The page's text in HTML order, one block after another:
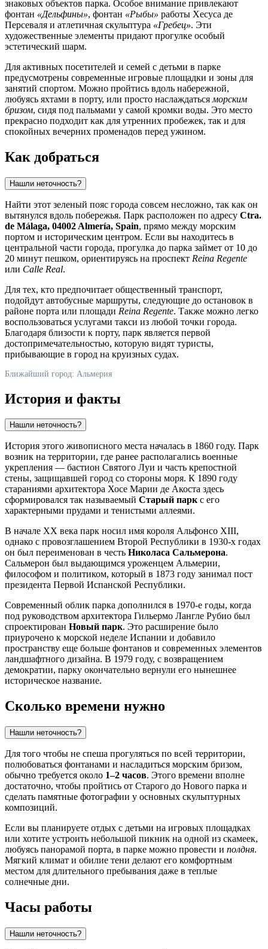
знаковых объектов парка. Особое внимание привлекают
фонтан «Дельфины», фонтан «Рыбы» работы Хесуса де
Персеваля и атлетичная скульптура «Гребец». Эти
художественные элементы придают прогулке особый
эстетический шарм.
Для активных посетителей и семей с детьми в парке
предусмотрены современные игровые площадки и зоны для
занятий спортом. Можно пройтись вдоль набережной,
любуясь яхтами в порту, или просто наслаждаться морским
бризом, сидя под пальмами у самой кромки воды. Это место
прекрасно подходит как для утренних пробежек, так и для
спокойных вечерних променадов перед ужином.
Как добраться
Нашли неточность?
Найти этот зеленый пояс города совсем несложно, так как он
вытянулся вдоль побережья. Парк расположен по адресу Ctra.
de Málaga, 04002 Almería, Spain, прямо между морским
портом и историческим центром. Если вы находитесь в
центральной части города, прогулка до парка займет от 10 до
20 минут пешком, ориентируясь на проспект Reina Regente
или Calle Real.
Для тех, кто предпочитает общественный транспорт,
подойдут автобусные маршруты, следующие до остановок в
районе порта или площади Reina Regente. Также можно легко
воспользоваться услугами такси из любой точки города.
Благодаря близости к порту, парк является первой
достопримечательностью, которую видят туристы,
прибывающие в город на круизных судах.
Ближайший город: Альмерия
История и факты
Нашли неточность?
История этого живописного места началась в 1860 году. Парк
возник на территории, где ранее располагались военные
укрепления — бастион Святого Луи и часть крепостной
стены, защищавшей город со стороны моря. К 1890 году
стараниями архитектора Хосе Марии де Акоста здесь
сформировался так называемый Старый паркс его
характерными прудами и тенистыми аллеями.
В начале XX века парк носил имя короля Альфонсо XIII,
однако с провозглашением Второй Республики в 1930-х годах
он был переименован в честь Николаса Сальмерона.
Сальмерон был выдающимся уроженцем Альмерии,
философом и политиком, который в 1873 году занимал пост
президента Первой Испанской Республики.
Современный облик парка дополнился в 1970-е годы, когда
под руководством архитектора Гильермо Лангле Рубио был
спроектирован Новый парк. Это расширение было
приурочено к морской неделе Испании и добавило
пространству еще больше фонтанов и современных элементов
ландшафтного дизайна. В 1979 году, с возвращением
демократии, парку окончательно вернули его нынешнее
историческое название.
Сколько времени нужно
Нашли неточность?
Для того чтобы не спеша прогуляться по всей территории,
полюбоваться фонтанами и насладиться морским бризом,
обычно требуется около 1–2 часов. Этого времени вполне
достаточно, чтобы пройтись от Старого до Нового парка и
сделать памятные фотографии у основных скульптурных
композиций.
Если вы планируете отдых с детьми на игровых площадках
или хотите устроить небольшой пикник на одной из скамеек,
любуясь панорамой порта, в парке можно провести и полдня.
Мягкий климат и обилие тени делают его комфортным
местом для длительного пребывания даже в теплые
солнечные дни.
Часы работы
Нашли неточность?